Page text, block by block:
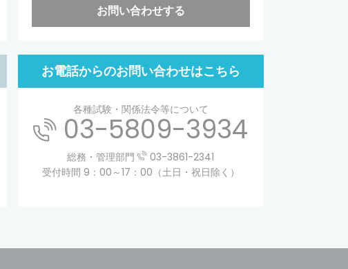
お問い合わせする
お電話からのお問い合わせはこちら
各種試験・関係法令等について
03-5809-3934
総務・管理部門
03-3861-2341
受付時間 9：00～17：00（土日・祝日除く）